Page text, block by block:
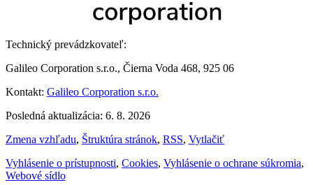
Technický prevádzkovateľ:
Galileo Corporation s.r.o., Čierna Voda 468, 925 06
Kontakt: Galileo Corporation s.r.o.
Posledná aktualizácia: 6. 8. 2026
Zmena vzhľadu, Štruktúra stránok, RSS, Vytlačiť
Vyhlásenie o prístupnosti, Cookies, Vyhlásenie o ochrane súkromia,
Webové sídlo